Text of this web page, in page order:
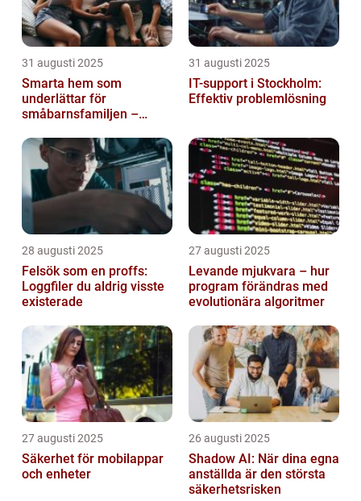
31 augusti 2025
Smarta hem som
underlättar för
småbarnsfamiljen –
barnens dagliga rutiner
31 augusti 2025
IT-support i Stockholm:
Effektiv problemlösning
28 augusti 2025
Felsök som en proffs:
Loggfiler du aldrig visste
existerade
27 augusti 2025
Levande mjukvara – hur
program förändras med
evolutionära algoritmer
27 augusti 2025
Säkerhet för mobilappar
och enheter
26 augusti 2025
Shadow AI: När dina egna
anställda är den största
säkerhetsrisken